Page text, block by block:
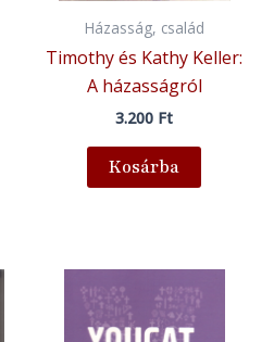
Házasság, család
Timothy és Kathy Keller:
A házasságról
3.200 Ft
Kosárba